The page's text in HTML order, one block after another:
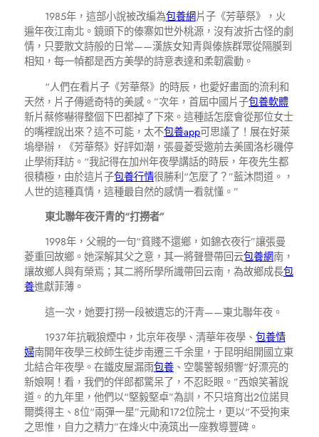
1985年，這部小說被改編為包養網片子《芳華祭》，火
遍年夜江南北。鏡頭下的傣寨如世外桃源，沒有波折古怪的劇
情，只要散文詩般的日常——漢族女知青與傣族群眾從隔膜到
相知，每一幀都是西方美學的詩意表達和柔韌震動。
“人們在看片子《芳華祭》的時辰，也愛好畫面的流利和
天然，片子傳遞奇特的美感。”次年，首屆中國片子包養軟體
新片蔡修嚇得整個下巴都掉了下來。這種話怎麼會從那位女士
的嘴裡說出來？這不可能，太不包養app可思議了！展在好萊
塢舉辦，《芳華祭》好評如潮，張曼菱受邀前去美國洛杉磯停
止學術拜訪。“我記得在加州年夜學講話的時辰，年夜先生都
很積極，由於這片子包養行情很勝利“怎麼了？”藍沐問道。，
人世的這種真情，這種最自然的感情一看就懂。”
東北聯年夜汗青的“打撈者”
1998年，父親的一句“貧賤不還鄉，如錦衣夜行”讓張曼
菱重回故鄉。她深解其父之意，其一將聲譽帶回云包養網南，
讓故鄉人與有榮焉；其二將所學所識帶回云南，為故鄉成長包
養進獻菲薄。
這一次，她要打撈一段被遺忘的汗青——東北聯年夜。
1937年抗戰狼煙中，北京年夜學、清華年夜學、 包養情
婦南開年夜學三校師生徒步南遷三千余里，于昆明組開國立東
北結合年夜學。在鐵皮屋漏雨包養 、空襲警報頻響“好漂亮的
新娘啊！看，我們的伴郎都驚呆了，不忍眨眼。”西娘笑著說
道。的九年里，他們以“堅毅堅卓”為訓，不只培育出2位諾貝
爾獎得主、8位“兩彈一星”元勛和172位院士，更以“不受拘束
之思惟，自力之精力”在烽火中澆筑出一座教導豐碑。